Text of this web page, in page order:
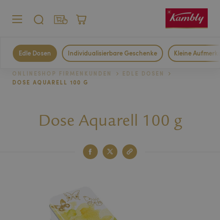
MENÜ SUCHE FIRMENKUNDEN
Privatkunden
Firmenkunden
WARENKORB
Edle Dosen Individualisierbare Geschenke Kleine
ONLINESHOP FIRMENKUNDEN
EDLE DOSEN
DOSE AQUARELL 100 G
Dose Aquarell 100 g